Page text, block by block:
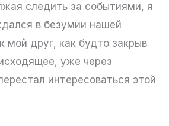
следить за событиями, я
в безумии нашей
мой друг, как будто закрыв
уже через
интересоваться этой